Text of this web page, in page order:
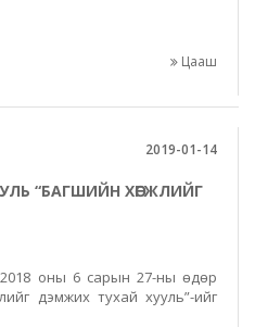
Цааш
2019-01-14
“БАГШИЙН ХӨГЖЛИЙГ
оны 6 сарын 27-ны өдөр
дэмжих тухай хууль”-ийг